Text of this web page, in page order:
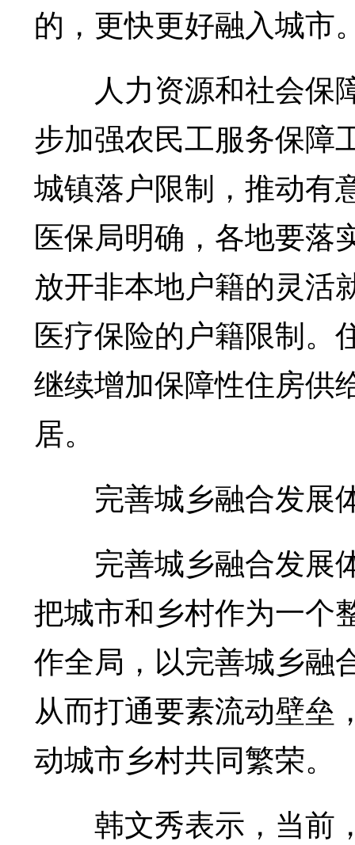
的，更快更好融入城市
人力资源和社会保
步加强农民工服务保障
城镇落户限制，推动有
医保局明确，各地要落
放开非本地户籍的灵活
医疗保险的户籍限制。
继续增加保障性住房供
居。
完善城乡融合发展
完善城乡融合发展
把城市和乡村作为一个
作全局，以完善城乡融
从而打通要素流动壁垒
动城市乡村共同繁荣。
韩文秀表示，当前